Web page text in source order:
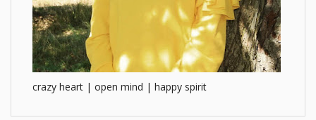
crazy heart | open mind | happy spirit